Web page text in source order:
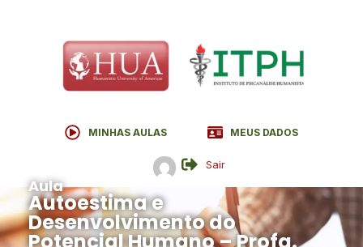
MINHAS AULAS MEUS DADOS
Sair
Aula
Autoestima e
Desenvolvimento do